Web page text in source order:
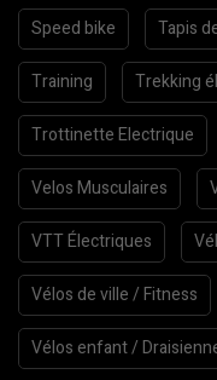
Speed bike Tapis
Training Trekking
Trottinette Electrique
Velos Musculaires
VTT Électriques
Vélos de ville / Fitness
Vélos enfant /